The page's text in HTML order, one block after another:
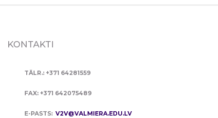
KONTAKTI
TĀLR.: +371 64281559
FAX: +371 642075489
E-PASTS: V2V@VALMIERA.EDU.LV